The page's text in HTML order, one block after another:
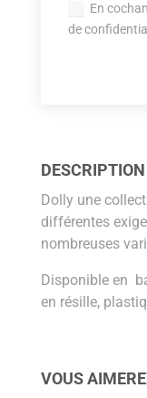
En
de
Dolly une
différentes
nombreuses
Disponible en
en résille,
VOUS